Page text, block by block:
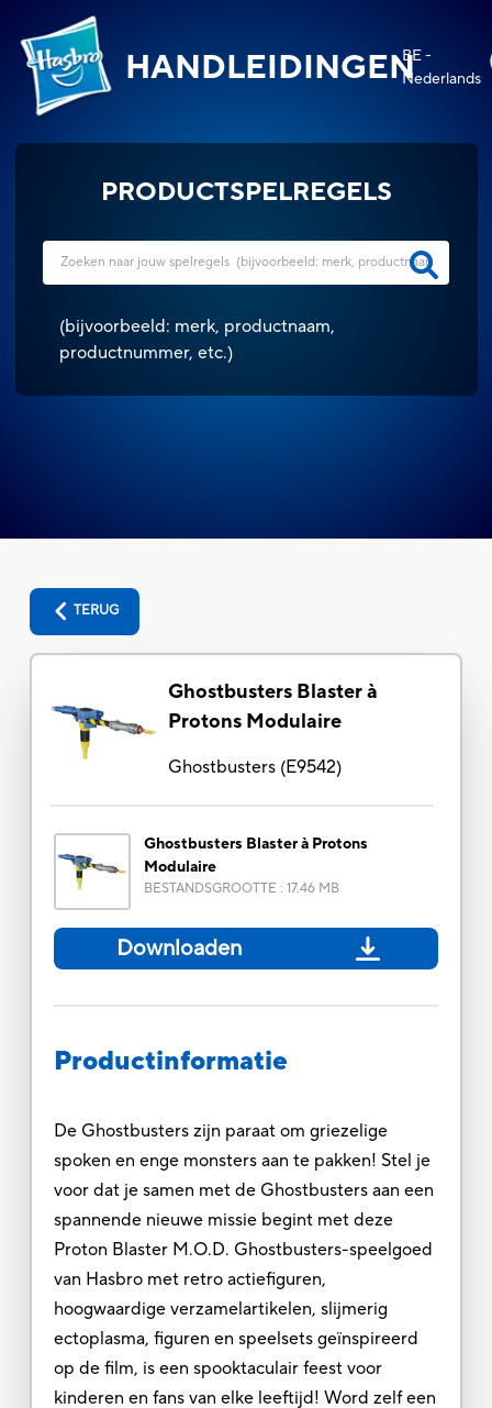
HANDLEIDINGENBE -
Nederlands
PRODUCTSPELREGELS
(bijvoorbeeld: merk, productnaam,
productnummer, etc.)
TERUG
Ghostbusters Blaster à
Protons Modulaire
Ghostbusters(E9542)
Ghostbusters Blaster à Protons
Modulaire
BESTANDSGROOTTE : 17.46 MB
Downloaden
Productinformatie
De Ghostbusters zijn paraat om griezelige
spoken en enge monsters aan te pakken! Stel je
voor dat je samen met de Ghostbusters aan een
spannende nieuwe missie begint met deze
Proton Blaster M.O.D. Ghostbusters-speelgoed
van Hasbro met retro actiefiguren,
hoogwaardige verzamelartikelen, slijmerig
ectoplasma, figuren en speelsets geïnspireerd
op de film, is een spooktaculair feest voor
kinderen en fans van elke leeftijd! Word zelf een